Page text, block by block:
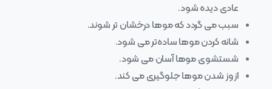
عادی دیده شود.
سبب می‌ گردد که موها درخشان‌ تر شوند.
شانه کردن موها ساده‌تر می‌ شود.
شستشوی موها آسان می‌ شود.
از وز شدن موها جلوگیری می‌ کند.